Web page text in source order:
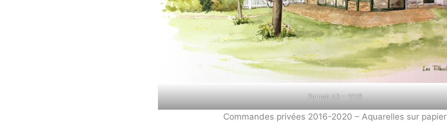
Format A3 – 2018
Commandes privées 2016-2020 – Aquarelles sur papier